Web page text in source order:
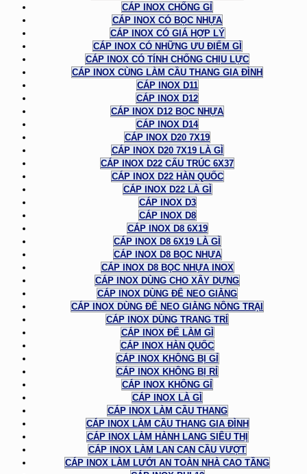
CÁP INOX CHỐNG GỈ
CÁP INOX CÓ BỌC NHỰA
CÁP INOX CÓ GIÁ HỢP LÝ
CÁP INOX CÓ NHỮNG ƯU ĐIỂM GÌ
CÁP INOX CÓ TÍNH CHỐNG CHỊU LỰC
CÁP INOX CÙNG LÀM CẦU THANG GIA ĐÌNH
CÁP INOX D11
CÁP INOX D12
CÁP INOX D12 BỌC NHỰA
CÁP INOX D14
CÁP INOX D20 7X19
CÁP INOX D20 7X19 LÀ GÌ
CÁP INOX D22 CẤU TRÚC 6X37
CÁP INOX D22 HÀN QUỐC
CÁP INOX D22 LÀ GÌ
CÁP INOX D3
CÁP INOX D8
CÁP INOX D8 6X19
CÁP INOX D8 6X19 LÀ GÌ
CÁP INOX D8 BỌC NHỰA
CÁP INOX D8 BỌC NHỰA INOX
CÁP INOX DÙNG CHO XÂY DỰNG
CÁP INOX DÙNG ĐỂ NEO GIẰNG
CÁP INOX DÙNG ĐỂ NEO GIẰNG NÔNG TRẠI
CÁP INOX DÙNG TRANG TRÍ
CÁP INOX ĐỂ LÀM GÌ
CÁP INOX HÀN QUỐC
CÁP INOX KHÔNG BỊ GỈ
CÁP INOX KHÔNG BỊ RỈ
CÁP INOX KHÔNG GỈ
CÁP INOX LÀ GÌ
CÁP INOX LÀM CẦU THANG
CÁP INOX LÀM CẦU THANG GIA ĐÌNH
CÁP INOX LÀM HÀNH LANG SIÊU THỊ
CÁP INOX LÀM LAN CAN CẦU VƯỢT
CÁP INOX LÀM LƯỚI AN TOÀN NHÀ CAO TẦNG